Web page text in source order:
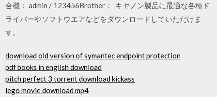
合機： admin / 123456Brother： キヤノン製品に最適な各種ド
ライバーやソフトウエアなどをダウンロードしていただけま
す。
download old version of symantec endpoint protection
pdf books in english download
pitch perfect 3 torrent download kickass
lego movie download mp4